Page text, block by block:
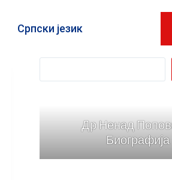
Српски језик
Др Ненад
Биографија